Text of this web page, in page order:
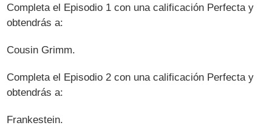
Completa el Episodio 1 con una calificación Perfecta y
obtendrás a:
Cousin Grimm.
Completa el Episodio 2 con una calificación Perfecta y
obtendrás a:
Frankestein.